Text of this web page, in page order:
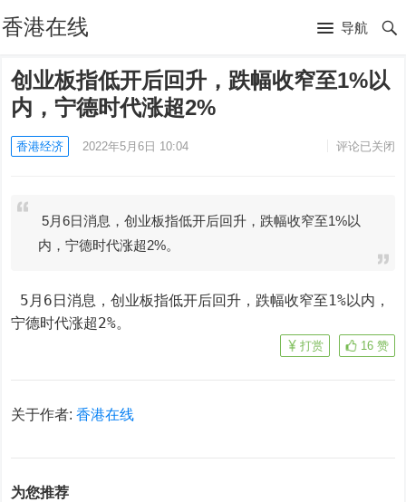
香港在线 导航
创业板指低开后回升，跌幅收窄至1%以
内，宁德时代涨超2%
香港经济 2022年5月6日 10:04 评论已关闭
5月6日消息，创业板指低开后回升，跌幅收窄至1%以
内，宁德时代涨超2%。
5月6日消息，创业板指低开后回升，跌幅收窄至1%以内，
宁德时代涨超2%。
16 赞
打赏
关于作者:香港在线
为您推荐